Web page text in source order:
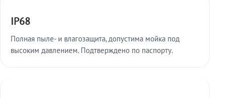
IP68
Полная пыле- и влагозащита, допустима мойка под
высоким давлением. Подтверждено по паспорту.